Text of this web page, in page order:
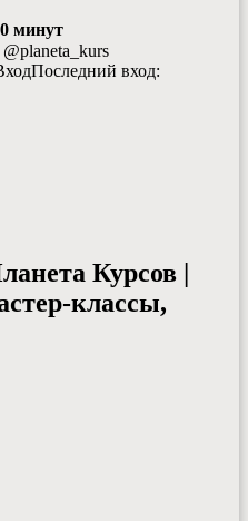
минут
Последний вход:
Курсов |
классы,